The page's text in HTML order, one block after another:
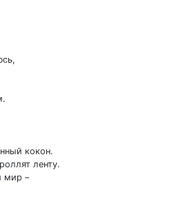
кокон.
ленту.
мир –